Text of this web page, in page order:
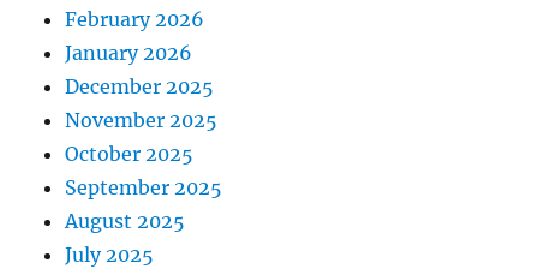
February 2026
January 2026
December 2025
November 2025
October 2025
September 2025
August 2025
July 2025